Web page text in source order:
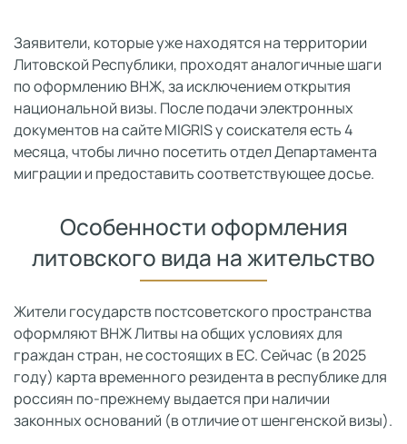
Заявители, которые уже находятся на территории
Литовской Республики, проходят аналогичные шаги
по оформлению ВНЖ, за исключением открытия
национальной визы. После подачи электронных
документов на сайте MIGRIS у соискателя есть 4
месяца, чтобы лично посетить отдел Департамента
миграции и предоставить соответствующее досье.
Особенности оформления
литовского вида на жительство
Жители государств постсоветского пространства
оформляют ВНЖ Литвы на общих условиях для
граждан стран, не состоящих в ЕС. Сейчас (в 2025
году) карта временного резидента в республике для
россиян по-прежнему выдается при наличии
законных оснований (в отличие от шенгенской визы).